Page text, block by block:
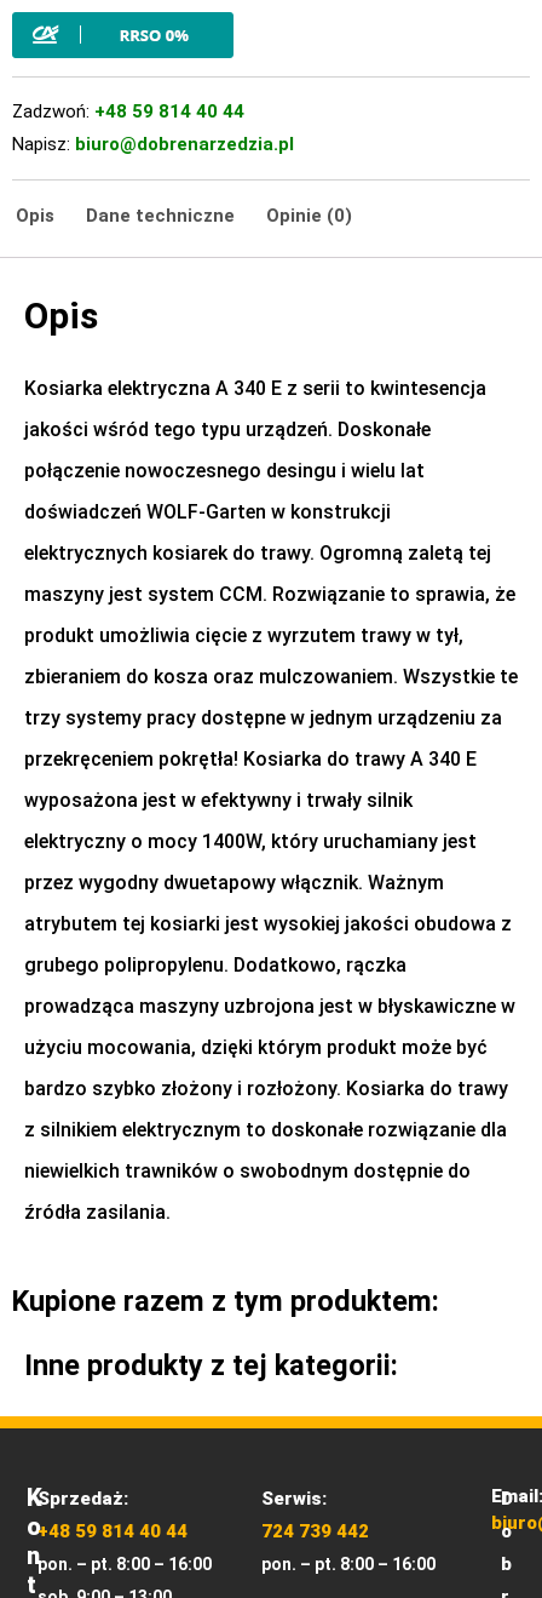
Zadzwoń: +48 59 814 40 44
Napisz: biuro@dobrenarzedzia.pl
Opis Dane techniczne Opinie (0)
Opis
Kosiarka elektryczna A 340 E z serii to kwintesencja
jakości wśród tego typu urządzeń. Doskonałe
połączenie nowoczesnego desingu i wielu lat
doświadczeń WOLF-Garten w konstrukcji
elektrycznych kosiarek do trawy. Ogromną zaletą tej
maszyny jest system CCM. Rozwiązanie to sprawia, że
produkt umożliwia cięcie z wyrzutem trawy w tył,
zbieraniem do kosza oraz mulczowaniem. Wszystkie te
trzy systemy pracy dostępne w jednym urządzeniu za
przekręceniem pokrętła! Kosiarka do trawy A 340 E
wyposażona jest w efektywny i trwały silnik
elektryczny o mocy 1400W, który uruchamiany jest
przez wygodny dwuetapowy włącznik. Ważnym
atrybutem tej kosiarki jest wysokiej jakości obudowa z
grubego polipropylenu. Dodatkowo, rączka
prowadząca maszyny uzbrojona jest w błyskawiczne w
użyciu mocowania, dzięki którym produkt może być
bardzo szybko złożony i rozłożony. Kosiarka do trawy
z silnikiem elektrycznym to doskonałe rozwiązanie dla
niewielkich trawników o swobodnym dostępnie do
źródła zasilania.
Kupione razem z tym produktem:
Inne produkty z tej kategorii:
K
O
N
T
Sprzedaż:
+48 59 814 40 44
pon. – pt. 8:00 – 16:00
Serwis:
724 739 442
pon. – pt. 8:00 – 16:00
Email:
D
o
b